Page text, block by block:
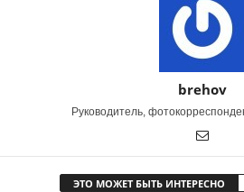
brehov
Руководитель,
ЭТО МОЖЕТ БЫТЬ ИНТЕРЕСНО